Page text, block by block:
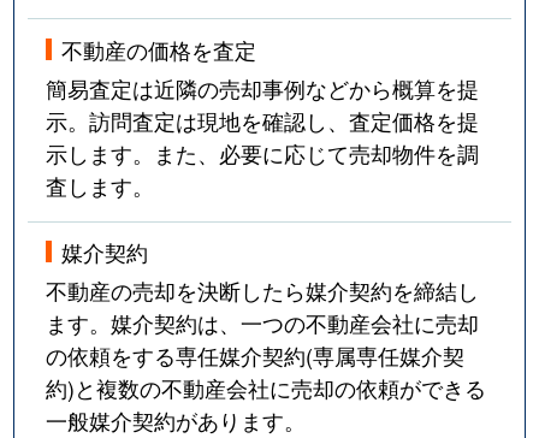
不動産の価格を査定
簡易査定は近隣の売却事例などから概算を提
示。訪問査定は現地を確認し、査定価格を提
示します。また、必要に応じて売却物件を調
査します。
媒介契約
不動産の売却を決断したら媒介契約を締結し
ます。媒介契約は、一つの不動産会社に売却
の依頼をする専任媒介契約(専属専任媒介契
約)と複数の不動産会社に売却の依頼ができる
一般媒介契約があります。